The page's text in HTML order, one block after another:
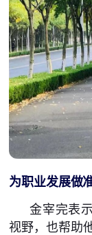
为职业发展做
金宰完表
视野，也帮助